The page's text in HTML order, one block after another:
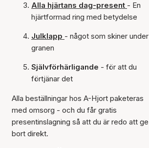
Alla hjärtans dag-present - En
hjärtformad ring med betydelse
Julklapp - något som skiner under
granen
Självförhärligande - för att du
förtjänar det
Alla beställningar hos A-Hjort paketeras
med omsorg - och du får gratis
presentinslagning så att du är redo att ge
bort direkt.